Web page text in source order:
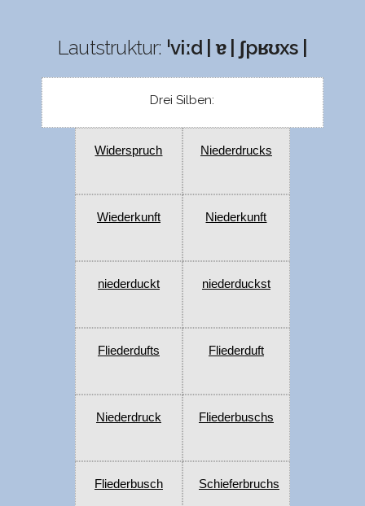
Lautstruktur: ˈviːd | ɐ | ʃpʁʊxs |
Drei Silben:
Widerspruch Niederdrucks
Wiederkunft Niederkunft
niederduckt niederduckst
Fliederdufts Fliederduft
Niederdruck Fliederbuschs
Fliederbusch Schieferbruchs